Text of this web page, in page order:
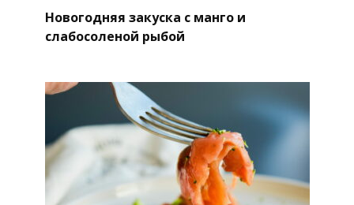
Новогодняя закуска с манго и
слабосоленой рыбой